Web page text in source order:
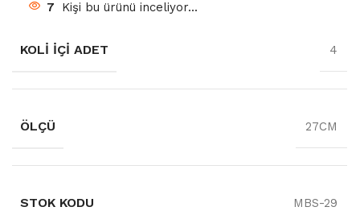
7 Kişi bu ürünü inceliyor...
KOLI İÇI ADET 4
ÖLÇÜ 27CM
STOK KODU MBS-29